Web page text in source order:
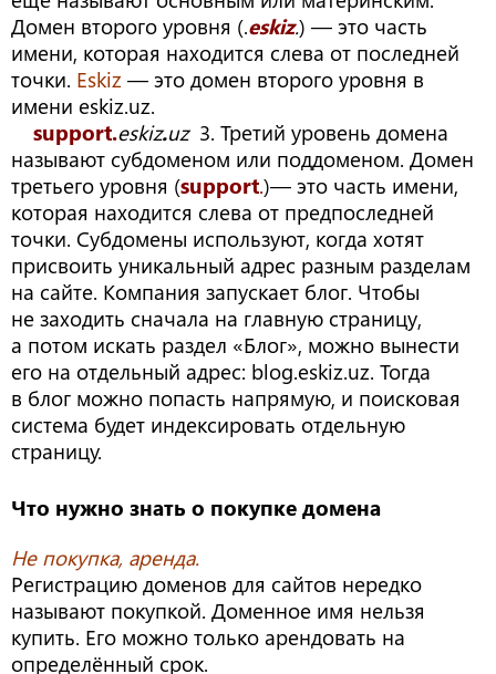
Домен второго уровня (.eskiz.) — это часть
имени, которая находится слева от последней
точки. Eskiz — это домен второго уровня в
имени eskiz.uz.
support.eskiz.uz3. Третий уровень домена
называют субдоменом или поддоменом. Домен
третьего уровня (support.)— это часть имени,
которая находится слева от предпоследней
точки. Субдомены используют, когда хотят
присвоить уникальный адрес разным разделам
на сайте. Компания запускает блог. Чтобы
не заходить сначала на главную страницу,
а потом искать раздел «Блог», можно вынести
его на отдельный адрес: blog.eskiz.uz. Тогда
в блог можно попасть напрямую, и поисковая
система будет индексировать отдельную
страницу.
Что нужно знать о покупке домена
Не покупка, аренда.
Регистрацию доменов для сайтов нередко
называют покупкой. Доменное имя нельзя
купить. Его можно только арендовать на
определённый срок.